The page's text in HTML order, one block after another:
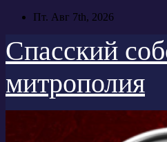
Перейти
содержимому
Пт. Авг 7th, 2026
Спасский
митрополия